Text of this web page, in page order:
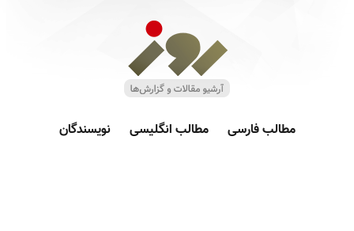
مطالب فارسی مطالب انگلیسی نویسندگان